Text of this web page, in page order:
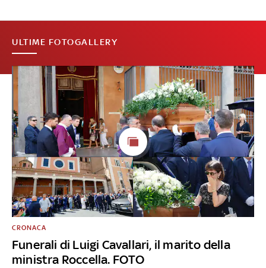
ULTIME FOTOGALLERY
Funerali di Luigi Cavallari, il marito della
ministra Roccella. FOTO
CRONACA